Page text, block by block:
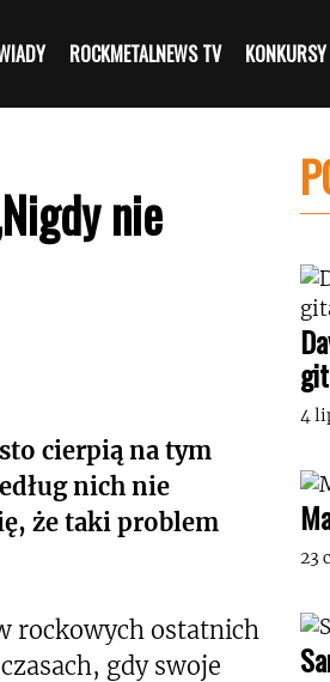
ROCKMETALNEWS TV KONKURSY
nie
cierpią na tym
nich nie
że taki problem
rockowych ostatnich
gdy swoje
4
23